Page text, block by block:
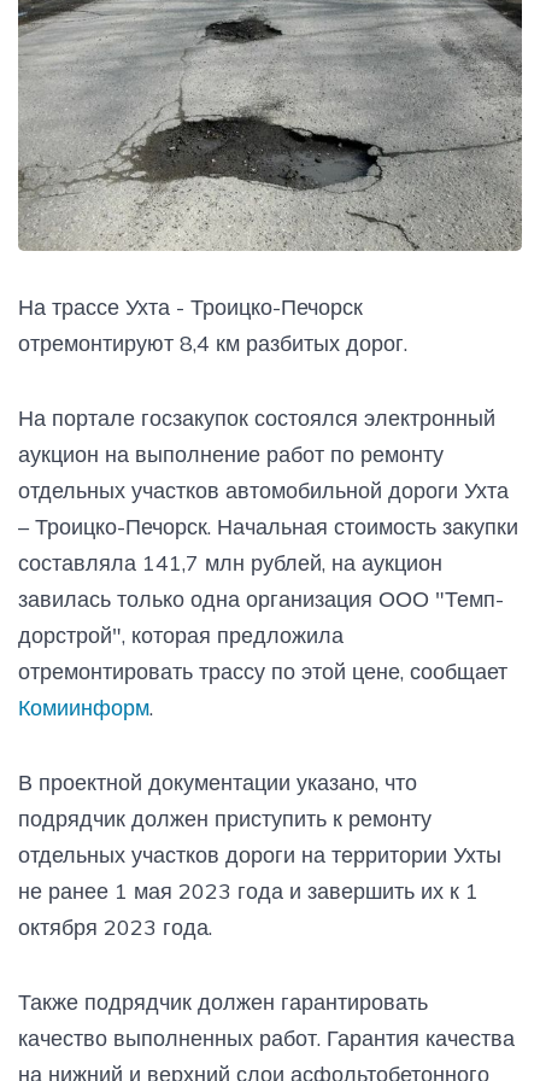
На трассе Ухта - Троицко-Печорск
отремонтируют 8,4 км разбитых дорог.
На портале госзакупок состоялся электронный
аукцион на выполнение работ по ремонту
отдельных участков автомобильной дороги Ухта
– Троицко-Печорск. Начальная стоимость закупки
составляла 141,7 млн рублей, на аукцион
завилась только одна организация ООО "Темп-
дорстрой", которая предложила
отремонтировать трассу по этой цене, сообщает
Комиинформ.
В проектной документации указано, что
подрядчик должен приступить к ремонту
отдельных участков дороги на территории Ухты
не ранее 1 мая 2023 года и завершить их к 1
октября 2023 года.
Также подрядчик должен гарантировать
качество выполненных работ. Гарантия качества
на нижний и верхний слои асфольтобетонного